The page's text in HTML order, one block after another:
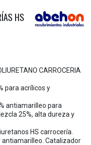
HS
CARROCERIA
para acrílicos y
antiamarilleo para
25%, alta dureza y
HS carrocería.
antiamarilleo. Catalizador